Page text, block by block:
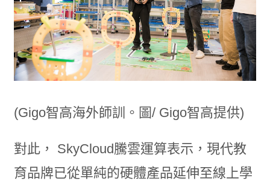
(Gigo智高海外師訓。圖/ Gigo智高提供)
對此， SkyCloud騰雲運算表示，現代教
育品牌已從單純的硬體產品延伸至線上學